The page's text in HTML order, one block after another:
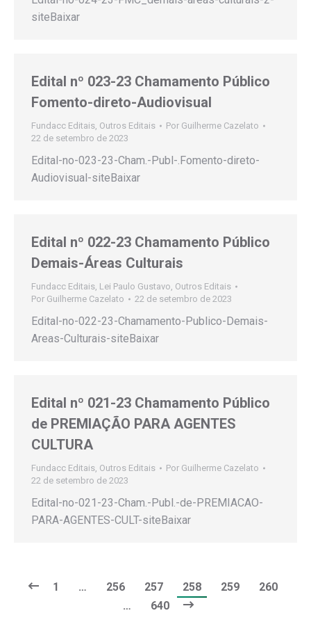
siteBaixar
Edital nº 023-23 Chamamento Público
Fomento-direto-Audiovisual
Fundacc Editais Outros Editais Por Guilherme Cazelato
22 de setembro de 2023
Edital-no-023-23-Cham.-Publ-.Fomento-direto-
Audiovisual-siteBaixar
Edital nº 022-23 Chamamento Público
Demais-Áreas Culturais
Fundacc Editais Lei Paulo Gustavo Outros Editais
Por Guilherme Cazelato 22 de setembro de 2023
Edital-no-022-23-Chamamento-Publico-Demais-
Areas-Culturais-siteBaixar
Edital nº 021-23 Chamamento Público
de PREMIAÇÃO PARA AGENTES
CULTURA
Fundacc Editais Outros Editais Por Guilherme Cazelato
22 de setembro de 2023
Edital-no-021-23-Cham.-Publ.-de-PREMIACAO-
PARA-AGENTES-CULT-siteBaixar
1 … 256 257 258 259
260
…
640